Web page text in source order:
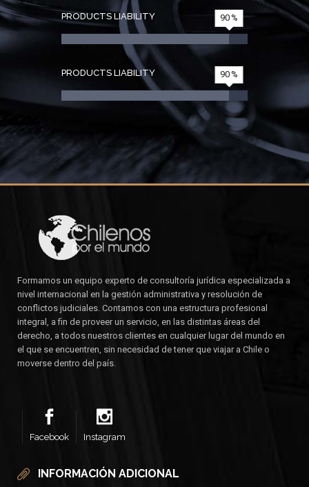
PRODUCTS LIABILITY 90
PRODUCTS LIABILITY 90
Formamos un equipo experto de consultoría jurídica especializada a
nivel internacional en la gestión administrativa y resolución de
conflictos judiciales. Contamos con una estructura profesional
integral, a fin de proveer un servicio, en las distintas áreas del
derecho, a todos nuestros clientes en cualquier lugar del mundo en
el que se encuentren, sin necesidad de tener que viajar a Chile o
moverse dentro del país.
Facebook Instagram
INFORMACIÓN ADICIONAL